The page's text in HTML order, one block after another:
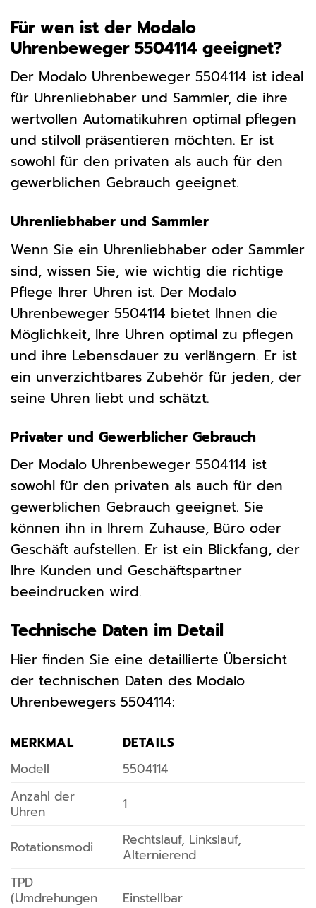
Für wen ist der Modalo
Uhrenbeweger 5504114 geeignet?
Der Modalo Uhrenbeweger 5504114 ist ideal
für Uhrenliebhaber und Sammler, die ihre
wertvollen Automatikuhren optimal pflegen
und stilvoll präsentieren möchten. Er ist
sowohl für den privaten als auch für den
gewerblichen Gebrauch geeignet.
Uhrenliebhaber und Sammler
Wenn Sie ein Uhrenliebhaber oder Sammler
sind, wissen Sie, wie wichtig die richtige
Pflege Ihrer Uhren ist. Der Modalo
Uhrenbeweger 5504114 bietet Ihnen die
Möglichkeit, Ihre Uhren optimal zu pflegen
und ihre Lebensdauer zu verlängern. Er ist
ein unverzichtbares Zubehör für jeden, der
seine Uhren liebt und schätzt.
Privater und Gewerblicher Gebrauch
Der Modalo Uhrenbeweger 5504114 ist
sowohl für den privaten als auch für den
gewerblichen Gebrauch geeignet. Sie
können ihn in Ihrem Zuhause, Büro oder
Geschäft aufstellen. Er ist ein Blickfang, der
Ihre Kunden und Geschäftspartner
beeindrucken wird.
Technische Daten im Detail
Hier finden Sie eine detaillierte Übersicht
der technischen Daten des Modalo
Uhrenbewegers 5504114:
MERKMAL
DETAILS
Modell
5504114
Anzahl der
Uhren
1
Rotationsmodi
Rechtslauf, Linkslauf,
Alternierend
TPD
(Umdrehungen
Einstellbar